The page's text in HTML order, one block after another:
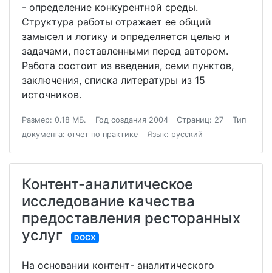
- определение конкурентной среды.
Структура работы отражает ее общий
замысел и логику и определяется целью и
задачами, поставленными перед автором.
Работа состоит из введения, семи пунктов,
заключения, списка литературы из 15
источников.
Размер: 0.18 МБ. Год создания 2004 Страниц: 27
Тип
документа: отчет по практике
Язык: русский
Контент-аналитическое
исследование качества
предоставления ресторанных
услуг
DOCX
На основании контент- аналитического